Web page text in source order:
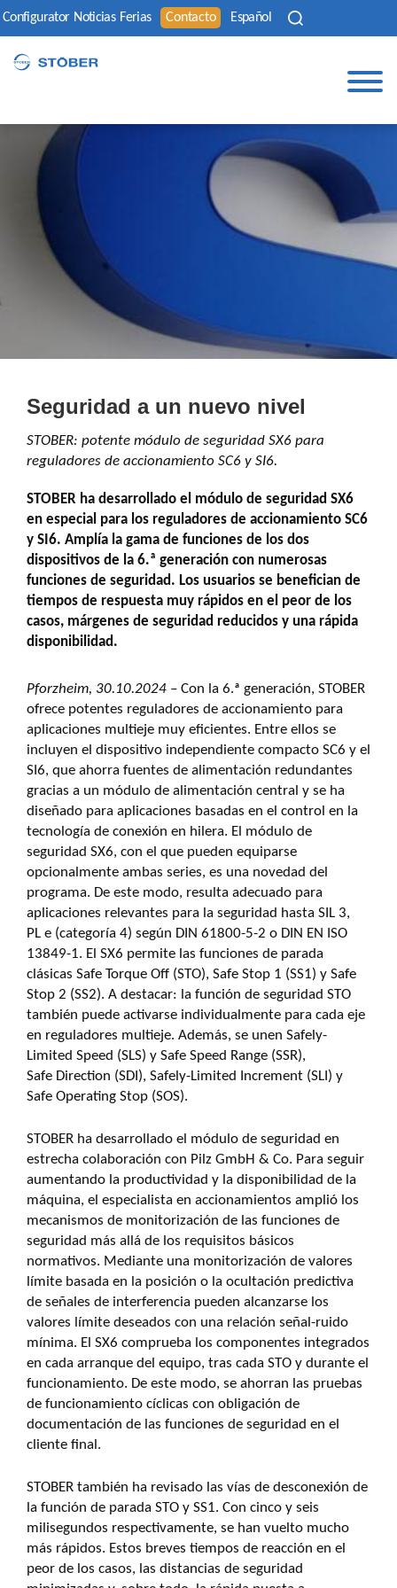
Configurator Noticias Ferias Contacto Español
Seguridad a un nuevo nivel
STOBER: potente módulo de seguridad SX6 para
reguladores de accionamiento SC6 y SI6.
STOBER ha desarrollado el módulo de seguridad SX6
en especial para los reguladores de accionamiento SC6
y SI6. Amplía la gama de funciones de los dos
dispositivos de la 6.ª generación con numerosas
funciones de seguridad. Los usuarios se benefician de
tiempos de respuesta muy rápidos en el peor de los
casos, márgenes de seguridad reducidos y una rápida
disponibilidad.
Pforzheim, 30.10.2024 – Con la 6.ª generación, STOBER
ofrece potentes reguladores de accionamiento para
aplicaciones multieje muy eficientes. Entre ellos se
incluyen el dispositivo independiente compacto SC6 y el
SI6, que ahorra fuentes de alimentación redundantes
gracias a un módulo de alimentación central y se ha
diseñado para aplicaciones basadas en el control en la
tecnología de conexión en hilera. El módulo de
seguridad SX6, con el que pueden equiparse
opcionalmente ambas series, es una novedad del
programa. De este modo, resulta adecuado para
aplicaciones relevantes para la seguridad hasta SIL 3,
PL e (categoría 4) según DIN 61800-5-2 o DIN EN ISO
13849-1. El SX6 permite las funciones de parada
clásicas Safe Torque Off (STO), Safe Stop 1 (SS1) y Safe
Stop 2 (SS2). A destacar: la función de seguridad STO
también puede activarse individualmente para cada eje
en reguladores multieje. Además, se unen Safely-
Limited Speed (SLS) y Safe Speed Range (SSR),
Safe Direction (SDI), Safely-Limited Increment (SLI) y
Safe Operating Stop (SOS).
STOBER ha desarrollado el módulo de seguridad en
estrecha colaboración con Pilz GmbH & Co. Para seguir
aumentando la productividad y la disponibilidad de la
máquina, el especialista en accionamientos amplió los
mecanismos de monitorización de las funciones de
seguridad más allá de los requisitos básicos
normativos. Mediante una monitorización de valores
límite basada en la posición o la ocultación predictiva
de señales de interferencia pueden alcanzarse los
valores límite deseados con una relación señal-ruido
mínima. El SX6 comprueba los componentes integrados
en cada arranque del equipo, tras cada STO y durante el
funcionamiento. De este modo, se ahorran las pruebas
de funcionamiento cíclicas con obligación de
documentación de las funciones de seguridad en el
cliente final.
STOBER también ha revisado las vías de desconexión de
la función de parada STO y SS1. Con cinco y seis
milisegundos respectivamente, se han vuelto mucho
más rápidos. Estos breves tiempos de reacción en el
peor de los casos, las distancias de seguridad